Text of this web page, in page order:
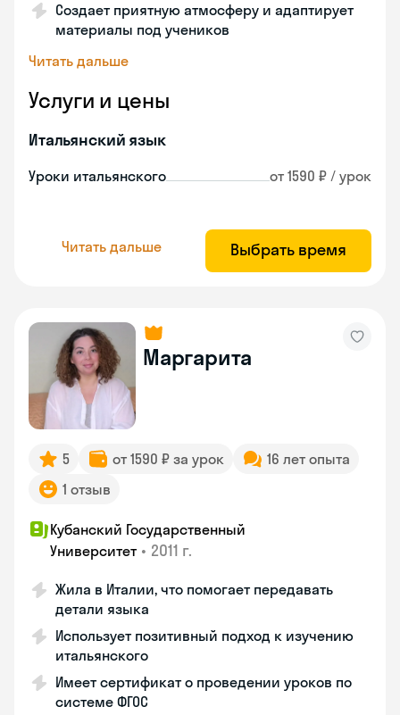
Создает приятную атмосферу и адаптирует
материалы под учеников
Читать дальше
Услуги и цены
Итальянский язык
Уроки итальянского от 1590 ₽ / урок
Читать дальше Выбрать время
Маргарита
5 от 1590 ₽ за урок
16 лет опыта
1 отзыв
Кубанский Государственный
Университет • 2011 г.
Жила в Италии, что помогает передавать
детали языка
Использует позитивный подход к изучению
итальянского
Имеет сертификат о проведении уроков по
системе ФГОС